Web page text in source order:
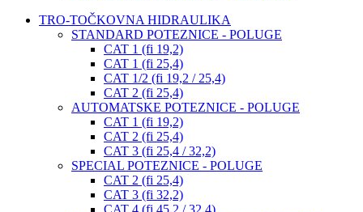
TRO-TOČKOVNA HIDRAULIKA
STANDARD POTEZNICE - POLUGE
CAT 1 (fi 19,2)
CAT 1 (fi 25,4)
CAT 1/2 (fi 19,2 / 25,4)
CAT 2 (fi 25,4)
AUTOMATSKE POTEZNICE - POLUGE
CAT 1 (fi 19,2)
CAT 2 (fi 25,4)
CAT 3 (fi 25,4 / 32,2)
SPECIAL POTEZNICE - POLUGE
CAT 2 (fi 25,4)
CAT 3 (fi 32,2)
CAT 4 (fi 45,2 / 32,4)